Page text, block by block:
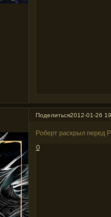
Поделиться2012-01-26
Роберт раскрыл перед
0